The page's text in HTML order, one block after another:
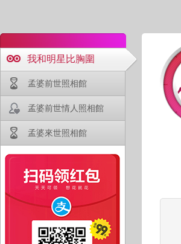
我和明星比胸圍
孟婆前世照相館
孟婆前世情人照相館
孟婆來世照相館